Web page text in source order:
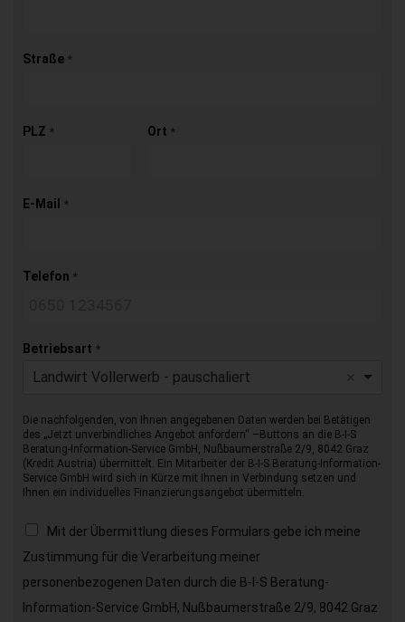
Straße *
PLZ * Ort *
E-Mail *
Telefon *
Betriebsart *
Landwirt Vollerwerb - pauschaliert
Die nachfolgenden, von Ihnen angegebenen Daten werden bei Betätigen
des „Jetzt unverbindliches Angebot anfordern“ –Buttons an die B-I-S
Beratung-Information-Service GmbH, Nußbaumerstraße 2/9, 8042 Graz
(Kredit Austria) übermittelt. Ein Mitarbeiter der B-I-S Beratung-Information-
Service GmbH wird sich in Kürze mit Ihnen in Verbindung setzen und
Ihnen ein individuelles Finanzierungsangebot übermitteln.
Mit der Übermittlung dieses Formulars gebe ich meine
Zustimmung für die Verarbeitung meiner
personenbezogenen Daten durch die B-I-S Beratung-
Information-Service GmbH, Nußbaumerstraße 2/9, 8042 Graz